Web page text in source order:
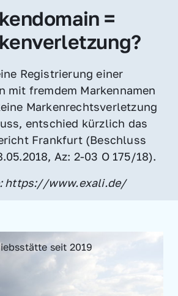
=
Registrierung einer
mit fremdem Markennamen
Markenrechtsverletzung
entschied kürzlich das
Frankfurt (Beschluss
Az: 2-03 O 175/18).
https://www.exali.de/
seit 2019